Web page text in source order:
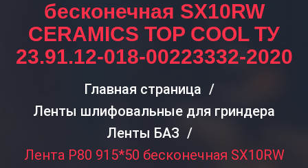
бесконечная SX10RW
CERAMICS TOP COOL ТУ
23.91.12-018-00223332-2020
Главная страница
Ленты шлифовальные для гриндера
Ленты БАЗ
Лента P80 915*50 бесконечная SX10RW